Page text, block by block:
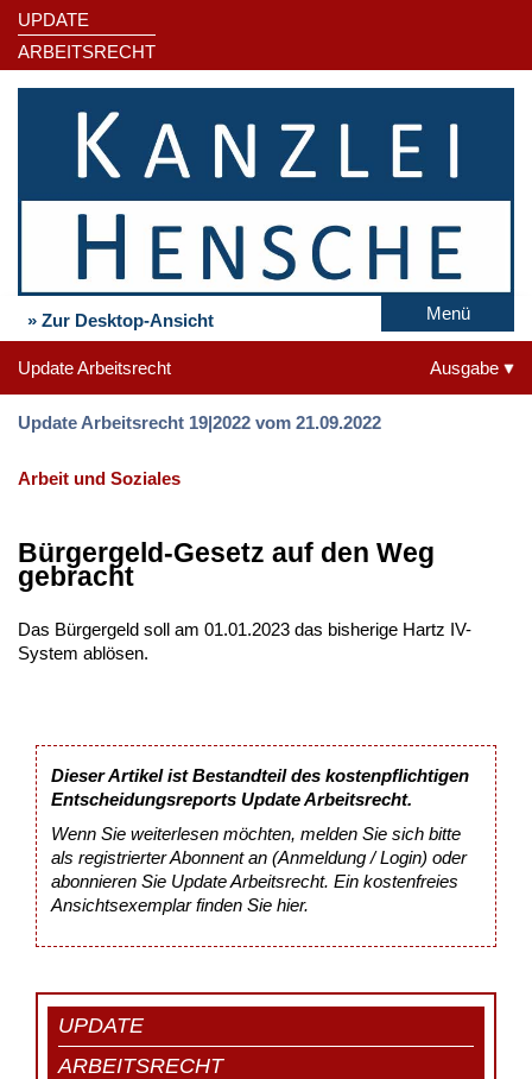
UPDATE
ARBEITSRECHT
» Zur Desktop-Ansicht Menü
Update Arbeitsrecht Ausgabe
Update Arbeitsrecht 19|2022 vom 21.09.2022
Arbeit und Soziales
Bürgergeld-Gesetz auf den Weg
gebracht
Das Bürgergeld soll am 01.01.2023 das bisherige Hartz IV-
System ablösen.
Dieser Artikel ist Bestandteil des kostenpflichtigen
Entscheidungsreports Update Arbeitsrecht.
Wenn Sie weiterlesen möchten, melden Sie sich bitte
als registrierter Abonnent an (Anmeldung / Login) oder
abonnieren Sie Update Arbeitsrecht. Ein kostenfreies
Ansichtsexemplar finden Sie hier.
UPDATE
ARBEITSRECHT